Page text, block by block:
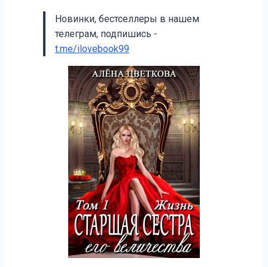
Новинки, бестселлеры в нашем
телеграм, подпишись -
t.me/ilovebook99